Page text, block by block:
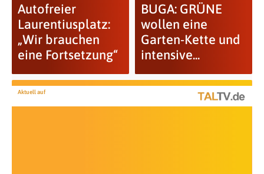
Autofreier
Laurentiusplatz:
„Wir brauchen
eine Fortsetzung“
BUGA: GRÜNE
wollen eine
Garten-Kette und
intensive...
Aktuell auf